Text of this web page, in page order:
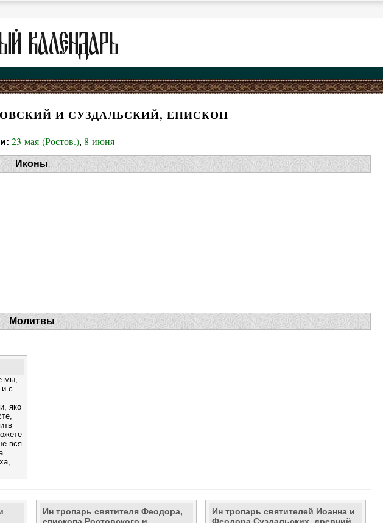
И СУЗДАЛЬСКИЙ, ЕПИСКОП
23 мая (Ростов.), 8 июня
Иконы
Молитвы
мы,
с
яко
вся
Ин тропарь святителя Феодора,
епископа Ростовского и
Ин тропарь святителей Иоанна и
Феодора Суздальских, древний